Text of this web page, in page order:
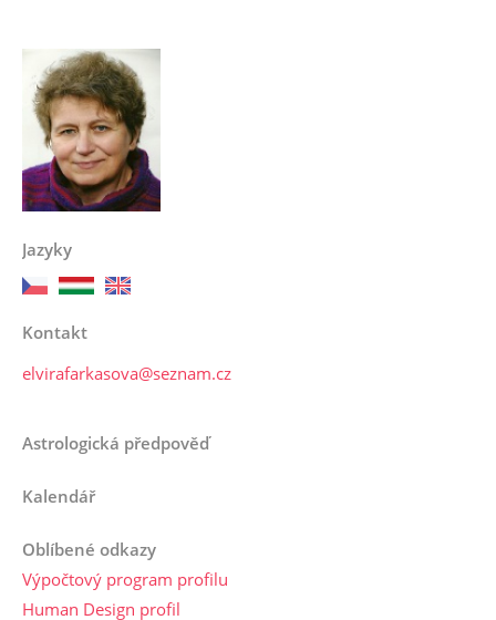
Jazyky
Kontakt
elvirafarkasova@seznam.cz
Astrologická předpověď
Kalendář
Oblíbené odkazy
Výpočtový program profilu
Human Design profil